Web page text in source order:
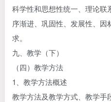
科学性和思想性统一、理论
序渐进、巩固性、发展性、
求。
九、教学（下）
（四）教学方法
1、教学方法概述
教学方法及教学方式、教学